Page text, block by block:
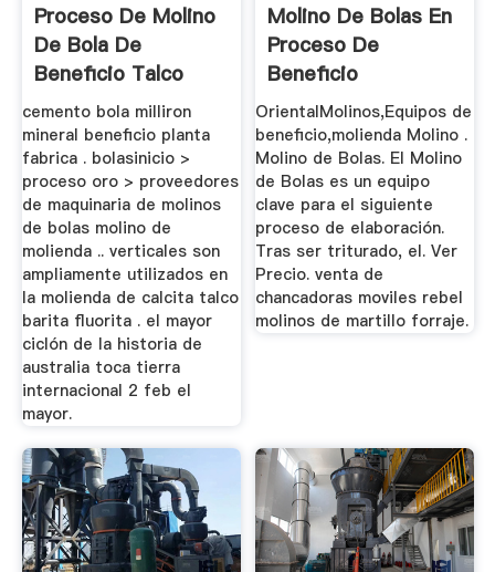
Proceso De Molino
De Bola De
Beneficio Talco
Australiano
cemento bola milliron
mineral beneficio planta
fabrica . bolasinicio >
proceso oro > proveedores
de maquinaria de molinos
de bolas molino de
molienda .. verticales son
ampliamente utilizados en
la molienda de calcita talco
barita fluorita . el mayor
ciclón de la historia de
australia toca tierra
internacional 2 feb el
mayor.
Molino De Bolas En
Proceso De
Beneficio
OrientalMolinos,Equipos de
beneficio,molienda Molino .
Molino de Bolas. El Molino
de Bolas es un equipo
clave para el siguiente
proceso de elaboración.
Tras ser triturado, el. Ver
Precio. venta de
chancadoras moviles rebel
molinos de martillo forraje.